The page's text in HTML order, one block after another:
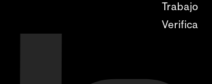
Trabajo
Verifica